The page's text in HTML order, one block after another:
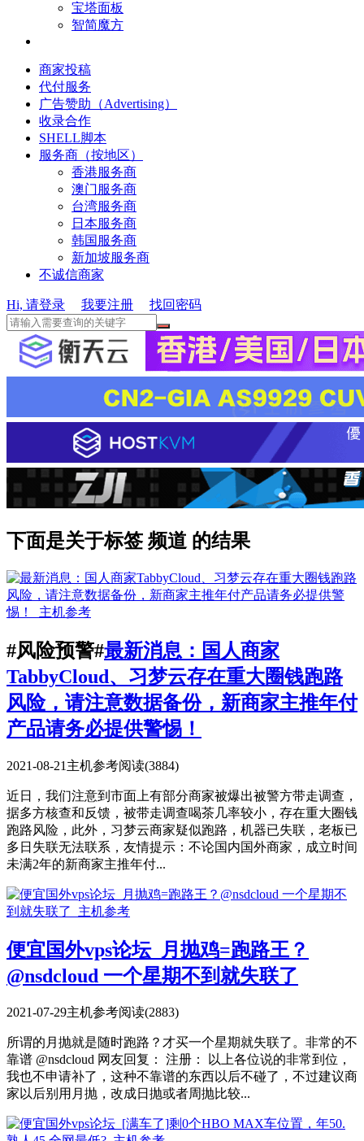
宝塔面板
智简魔方
商家投稿
代付服务
广告赞助（Advertising）
收录合作
SHELL脚本
服务商（按地区）
香港服务商
澳门服务商
台湾服务商
日本服务商
韩国服务商
新加坡服务商
不诚信商家
Hi, 请登录 我要注册 找回密码
下面是关于标签 频道 的结果
#风险预警#最新消息：国人商家
TabbyCloud、习梦云存在重大圈钱跑路
风险，请注意数据备份，新商家主推年付
产品请务必提供警惕！
2021-08-21 主机参考阅读(3884)
近日，我们注意到市面上有部分商家被爆出被警方带走调查，
据多方核查和反馈，被带走调查喝茶几率较小，存在重大圈钱
跑路风险，此外，习梦云商家疑似跑路，机器已失联，老板已
多日失联无法联系，友情提示：不论国内国外商家，成立时间
未满2年的新商家主推年付...
便宜国外vps论坛_月抛鸡=跑路王？
@nsdcloud 一个星期不到就失联了
2021-07-29主机参考阅读(2883)
所谓的月抛就是随时跑路？才买一个星期就失联了。非常的不
靠谱 @nsdcloud 网友回复： 注册： 以上各位说的非常到位，
我也不申请补了，这种不靠谱的东西以后不碰了，不过建议商
家以后别用月抛，改成日抛或者周抛比较...